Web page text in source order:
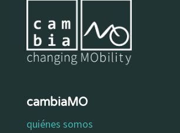
cambiaMO
quiénes somos